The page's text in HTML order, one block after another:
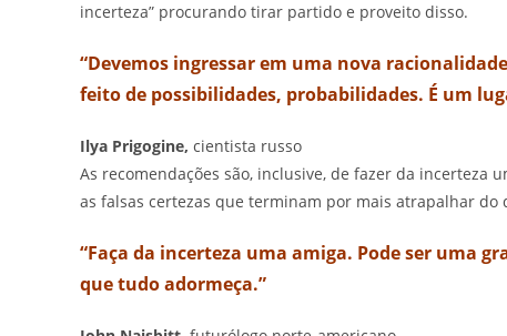
incerteza” procurando tirar partido e proveito disso.
“Devemos ingressar em uma nova
feito de possibilidades, probabilidades. É um
Ilya Prigogine, cientista russo
As recomendações são, inclusive, de fazer da incerteza
as falsas certezas que terminam por mais atrapalhar do
“Faça da incerteza uma amiga. Pode ser uma
que tudo adormeça.”